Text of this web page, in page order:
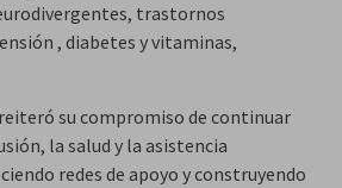
trastornos
, diabetes y vitaminas,
su compromiso de continuar
la salud y la asistencia
redes de apoyo y construyendo